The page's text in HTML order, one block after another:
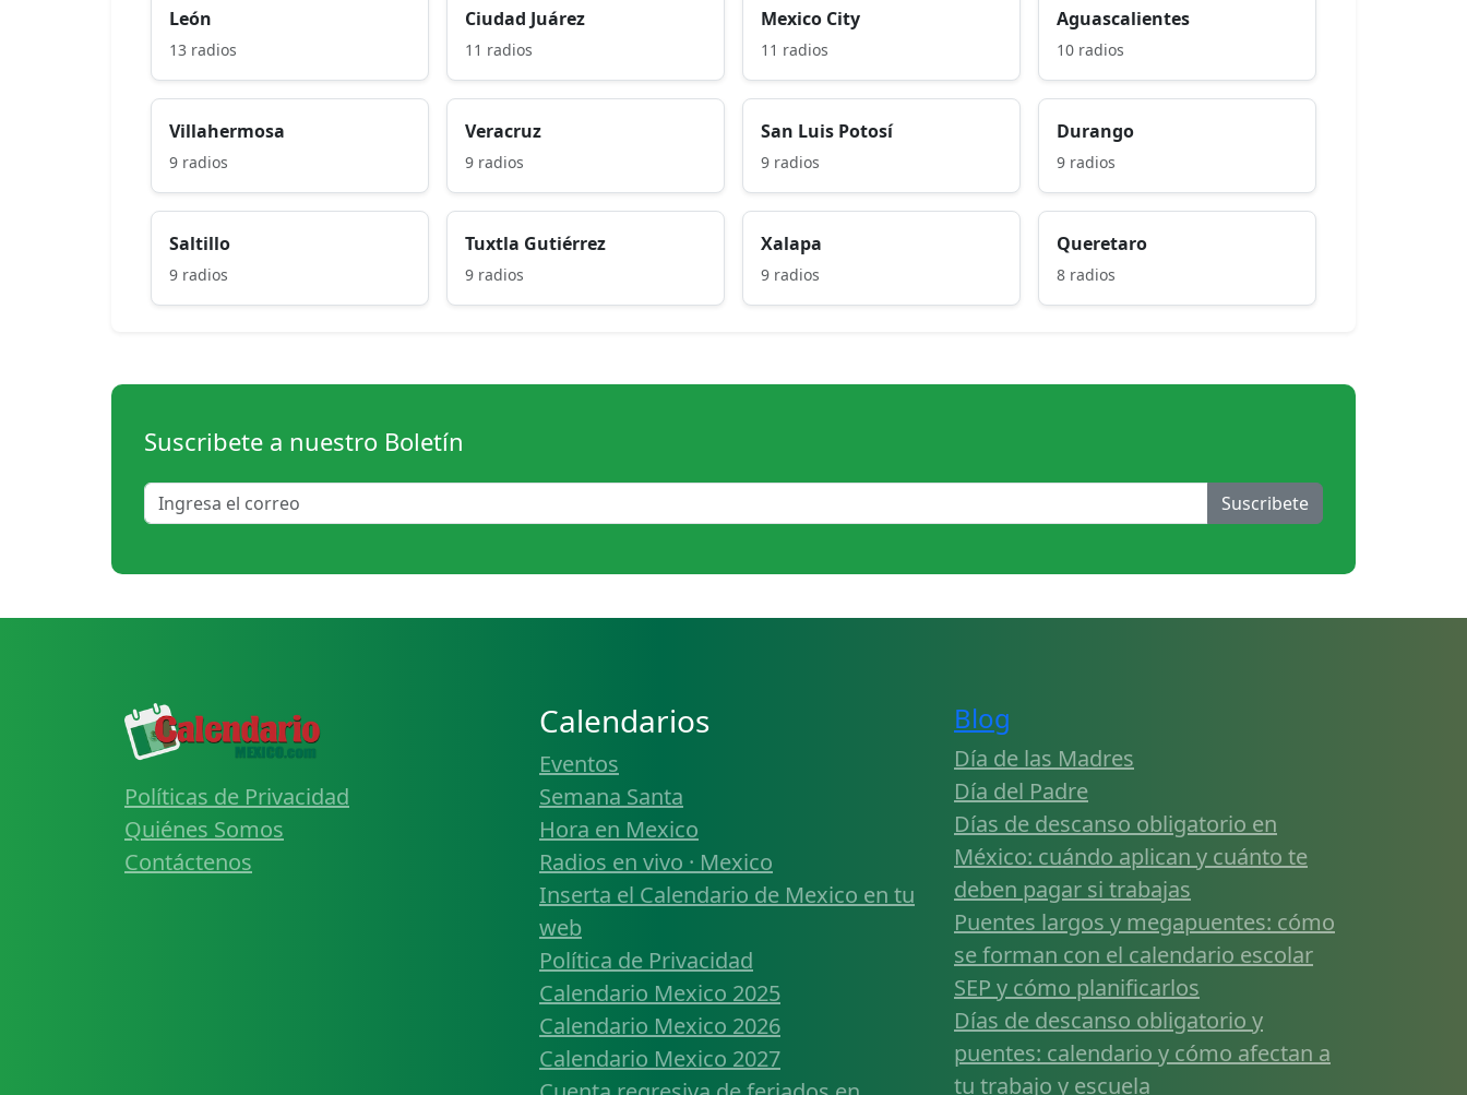
León
13 radios
Ciudad Juárez
11 radios
Mexico City
11 radios
Aguascalientes
10 radios
Villahermosa
9 radios
Veracruz
9 radios
San Luis Potosí
9 radios
Durango
9 radios
Saltillo
9 radios
Tuxtla Gutiérrez
9 radios
Xalapa
9 radios
Queretaro
8 radios
Suscribete a nuestro Boletín
Suscribete
Políticas de Privacidad
Quiénes Somos
Contáctenos
Calendarios
Eventos
Semana Santa
Hora en Mexico
Radios en vivo · Mexico
Inserta el Calendario de Mexico en tu
web
Política de Privacidad
Calendario Mexico 2025
Calendario Mexico 2026
Calendario Mexico 2027
Blog
Día de las Madres
Día del Padre
Días de descanso obligatorio en
México: cuándo aplican y cuánto te
deben pagar si trabajas
Puentes largos y megapuentes: cómo
se forman con el calendario escolar
SEP y cómo planificarlos
Días de descanso obligatorio y
puentes: calendario y cómo afectan a
tu trabajo y escuela